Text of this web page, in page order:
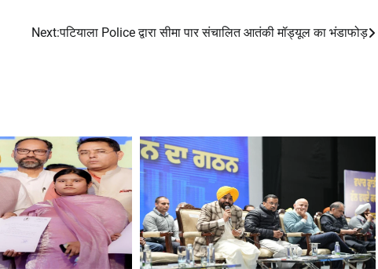
Next:पटियाला Police द्वारा सीमा पार संचालित आतंकी मॉड्यूल का भंडाफोड़